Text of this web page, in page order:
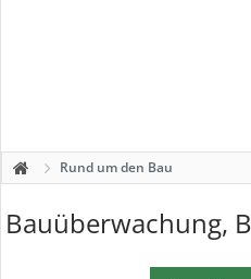
Rund um den Bau
Bauüberwachung,